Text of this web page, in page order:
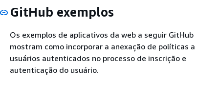
GitHub exemplos
Os exemplos de aplicativos da web a seguir GitHub
mostram como incorporar a anexação de políticas a
usuários autenticados no processo de inscrição e
autenticação do usuário.